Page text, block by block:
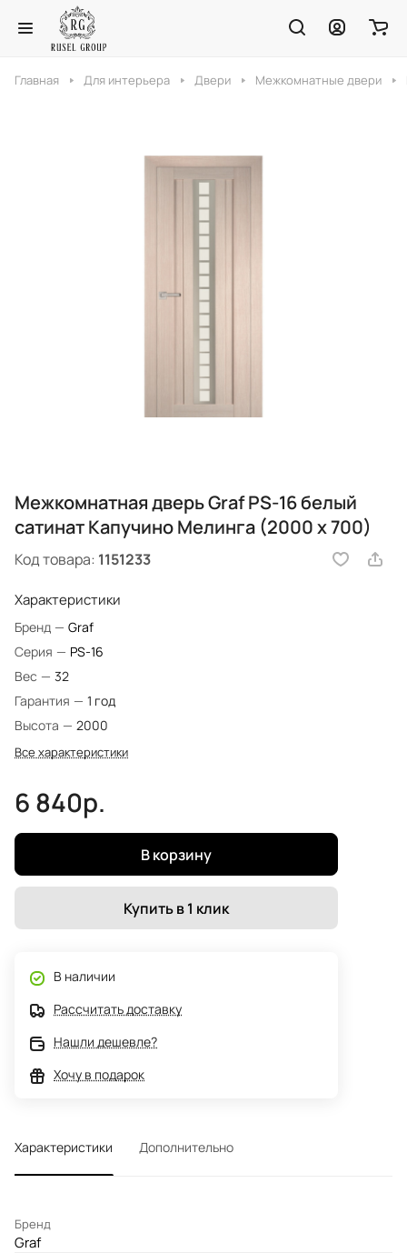
Главная Для интерьера Двери Межкомнатные двери
Межкомнатная дверь Graf PS-16 белый
сатинат Капучино Мелинга (2000 х 700)
Код товара: 1151233
Характеристики
Бренд — Graf
Серия — PS-16
Вес — 32
Гарантия — 1 год
Высота — 2000
Все характеристики
6 840р.
В корзину
Купить в 1 клик
В наличии
Рассчитать доставку
Нашли дешевле?
Хочу в подарок
Характеристики Дополнительно
Бренд
Graf